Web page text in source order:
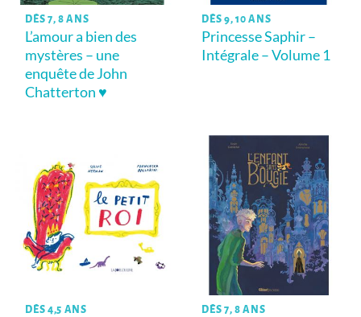
DÈS 7, 8 ANS
L’amour a bien des
mystères – une
enquête de John
Chatterton ♥
DÈS 9, 10 ANS
Princesse Saphir –
Intégrale – Volume 1
DÈS 4,5 ANS DÈS 7, 8 ANS